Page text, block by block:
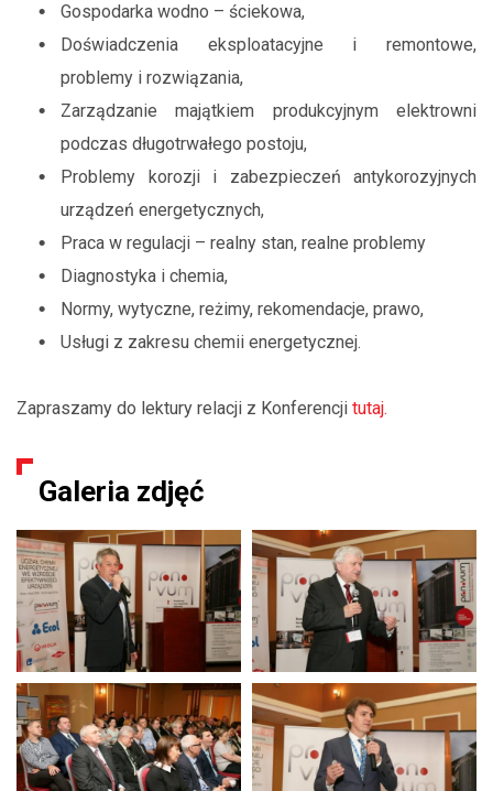
Gospodarka wodno – ściekowa,
Doświadczenia eksploatacyjne i remontowe,
problemy i rozwiązania,
Zarządzanie majątkiem produkcyjnym elektrowni
podczas długotrwałego postoju,
Problemy korozji i zabezpieczeń antykorozyjnych
urządzeń energetycznych,
Praca w regulacji – realny stan, realne problemy
Diagnostyka i chemia,
Normy, wytyczne, reżimy, rekomendacje, prawo,
Usługi z zakresu chemii energetycznej.
Zapraszamy do lektury relacji z Konferencji tutaj.
Galeria zdjęć